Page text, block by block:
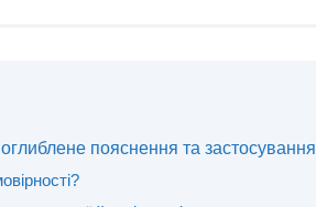
пояснення та застосування